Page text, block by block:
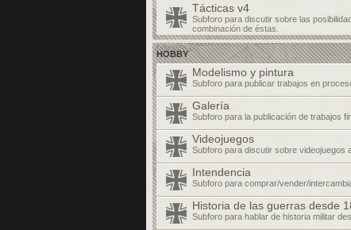
Tácticas v4
Subforo para discutir sobre las
combinación de éstas.
HOBBY
Modelismo y pintura
Subforo para publicar trabajos en
Galería
Subforo para la publicación de trabajos
Videojuegos
Subforo para discutir sobre videojuegos
Intendencia
Subforo para comprar/vender/
Historia de las guerras desde
Subforo para hablar de historia militar